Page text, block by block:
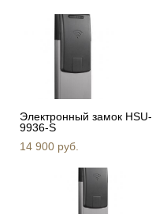
Электронный замок HSU-
9936-S
14 900 pуб.